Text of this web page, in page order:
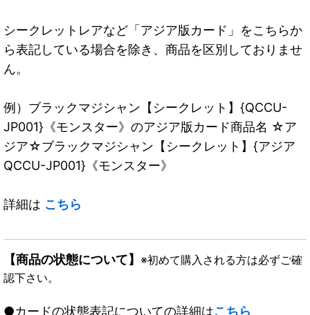
シークレットレアなど「アジア版カード」をこちらか
ら表記している場合を除き、商品を区別しておりませ
ん。
例）ブラックマジシャン【シークレット】{QCCU-
JP001}《モンスター》のアジア版カード商品名 ☆ア
ジア☆ブラックマジシャン【シークレット】{アジア
QCCU-JP001}《モンスター》
詳細は こちら
【商品の状態について】 ※初めて購入される方は必ずご確
認下さい。
●カードの状態表記についての詳細はこちら